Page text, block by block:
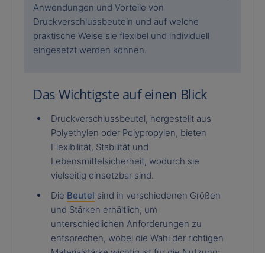
Anwendungen und Vorteile von
Druckverschlussbeuteln und auf welche
praktische Weise sie flexibel und individuell
eingesetzt werden können.
Das Wichtigste auf einen Blick
Druckverschlussbeutel, hergestellt aus
Polyethylen oder Polypropylen, bieten
Flexibilität, Stabilität und
Lebensmittelsicherheit, wodurch sie
vielseitig einsetzbar sind.
Die Beutel sind in verschiedenen Größen
und Stärken erhältlich, um
unterschiedlichen Anforderungen zu
entsprechen, wobei die Wahl der richtigen